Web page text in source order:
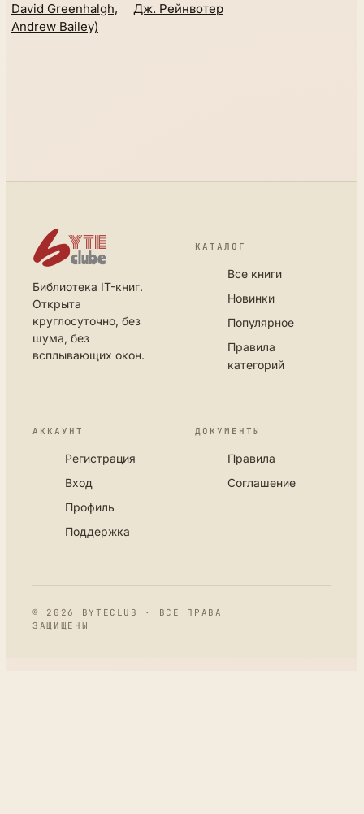
David Greenhalgh,
Andrew Bailey)
Дж. Рейнвотер
Библиотека IT-книг.
Открыта
круглосуточно, без
шума, без
всплывающих окон.
КАТАЛОГ
Все книги
Новинки
Популярное
Правила
категорий
АККАУНТ
Регистрация
Вход
Профиль
Поддержка
ДОКУМЕНТЫ
Правила
Соглашение
© 2026 BYTECLUB · ВСЕ ПРАВА
ЗАЩИЩЕНЫ